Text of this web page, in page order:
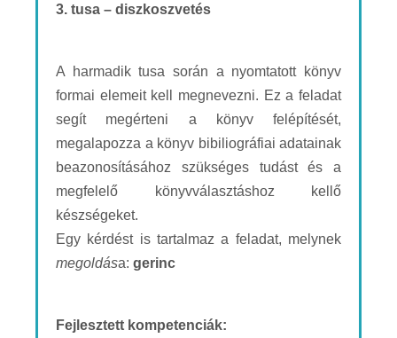
3. tusa – diszkoszvetés
A harmadik tusa során a nyomtatott könyv
formai elemeit kell megnevezni. Ez a feladat
segít megérteni a könyv felépítését,
megalapozza a könyv bibiliográfiai adatainak
beazonosításához szükséges tudást és a
megfelelő könyvválasztáshoz kellő
készségeket.
Egy kérdést is tartalmaz a feladat, melynek
megoldása: gerinc
Fejlesztett kompetenciák: